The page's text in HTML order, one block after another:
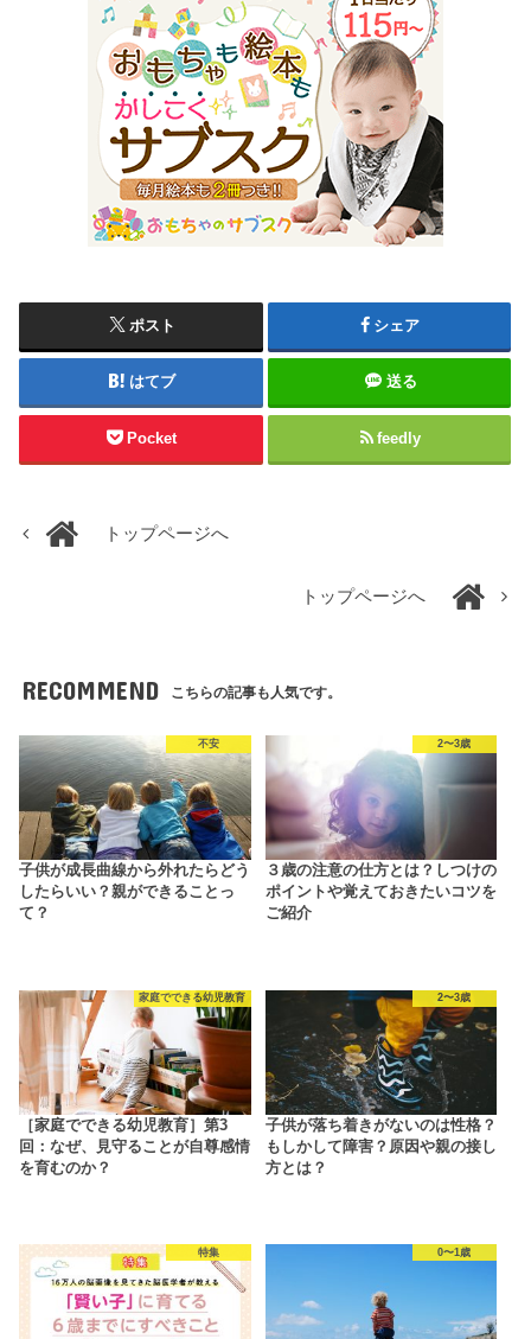
ポスト シェア
はてブ 送る
Pocket feedly
トップページへ
トップページへ
RECOMMEND こちらの記事も人気です。
不安
子供が成長曲線から外れたらどう
したらいい？親ができることっ
て？
2〜3歳
３歳の注意の仕方とは？しつけの
ポイントや覚えておきたいコツを
ご紹介
家庭でできる幼児教育
［家庭でできる幼児教育］第3
回：なぜ、見守ることが自尊感情
を育むのか？
2〜3歳
子供が落ち着きがないのは性格？
もしかして障害？原因や親の接し
方とは？
特集 0〜1歳